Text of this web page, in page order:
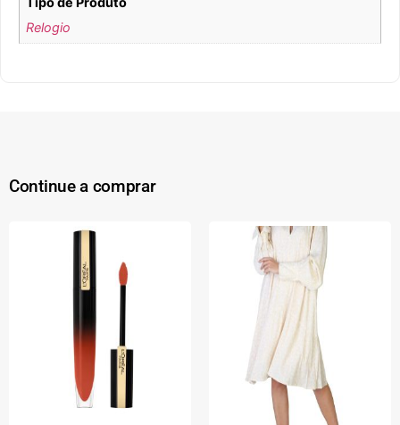
Relogio
Continue a comprar